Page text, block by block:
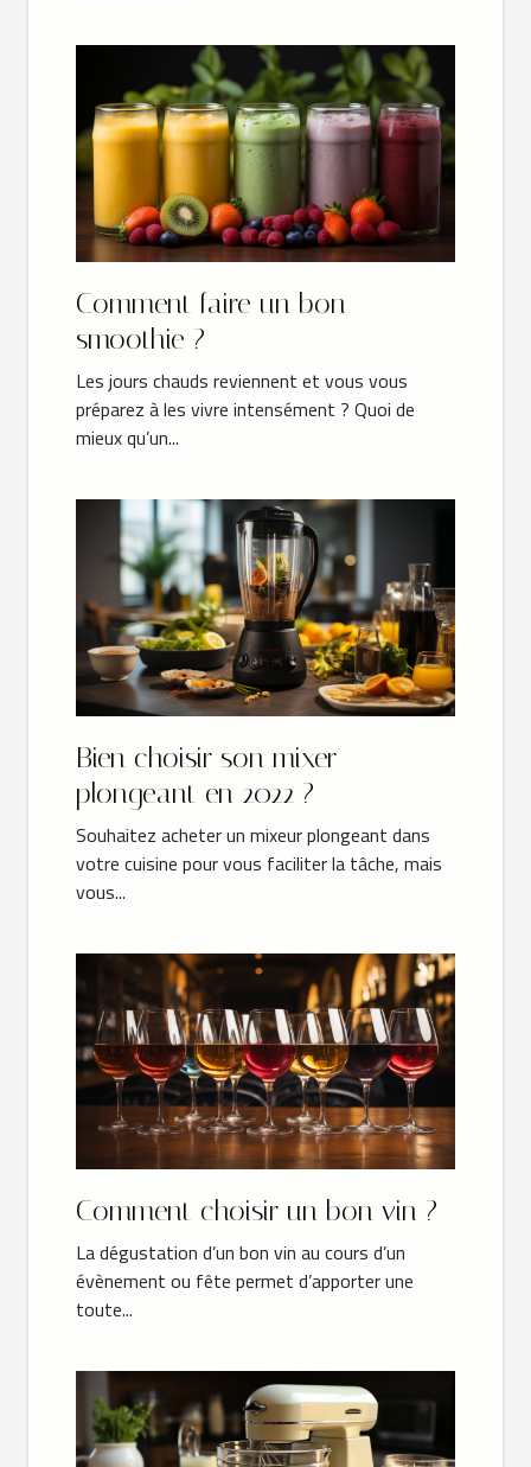
Comment faire un bon
smoothie ?
Les jours chauds reviennent et vous vous
préparez à les vivre intensément ? Quoi de
mieux qu’un...
Bien choisir son mixer
plongeant en 2022 ?
Souhaitez acheter un mixeur plongeant dans
votre cuisine pour vous faciliter la tâche, mais
vous...
Comment choisir un bon vin ?
La dégustation d’un bon vin au cours d’un
évènement ou fête permet d’apporter une
toute...